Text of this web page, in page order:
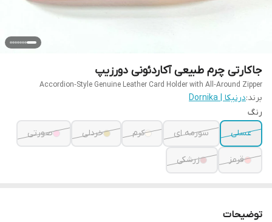
جاکارتی چرم طبیعی آکاردئونی دورزیپ
Accordion‑Style Genuine Leather Card Holder with All‑Around Zipper
برند:درنیکا | Dornika
رنگ
عسلی
سورمه ای کرم خردلی صورتی
قرمز زرشکی
توضیحات